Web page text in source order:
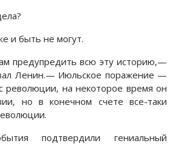
и быть не могут.
предупредить всю эту историю,—
Ленин.— Июльское поражение —
революции, на некоторое время он
но в конечном счете все-таки
подтвердили гениальный